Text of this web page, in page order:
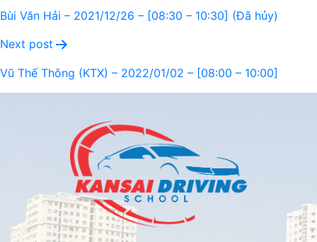
Bùi Văn Hải – 2021/12/26 – [08:30 – 10:30] (Đã hủy)
Next post
Vũ Thế Thông (KTX) – 2022/01/02 – [08:00 – 10:00]